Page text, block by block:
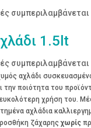
1.5lt
αχλάδι
την ποιότητα του
χρήση του.
αχλάδια
ζάχαρηςχωρίς